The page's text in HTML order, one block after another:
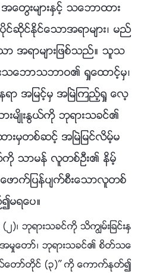
တြးမ်ားႏွင့္ သေဘာထား
င္ႏိုင္ေသာအရာမ်ား၊ မည္
အရာမ်ားျဖစ္သည္။ သူသ
ေဘာသဘာဝ၏ ရႈေထာင့္မွ၊
ာ အျမင့္မွ အၿမဲၾကည့္ရႈ ေလ့
းႏြယ္ကို ဘုရားသခင္၏
းမွတစ္ဆင့္ အၿမဲျမင္လိမ့္မ
သာမန္ လူတစ္ဦး၏ နိမ့္
ဖာက္ျပန္ပ်က္စီးေသာလူတစ္
မရေပ။
)၊ ဘုရားသခင္ကို သိကြၽမ္းျခင္းႏွ
မႈေတာ္၊ ဘုရားသခင္၏ စိတ္သေ
ေတာ္တိုင္ (၃)” ကို ေကာက္ႏုတ္၍